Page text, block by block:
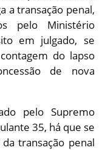
a transação penal,
pelo Ministério
em julgado, se
do lapso
de nova
pelo Supremo
35, há que se
transação penal